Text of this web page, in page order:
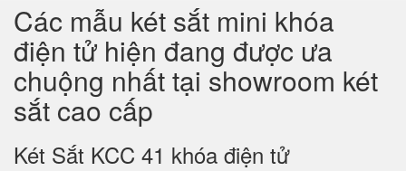
Các mẫu két sắt mini khóa
điện tử hiện đang được ưa
chuộng nhất tại showroom két
sắt cao cấp
Két Sắt KCC 41 khóa điện tử